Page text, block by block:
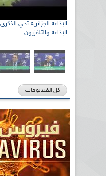
الإذاعة والتلفزيون
كل الفيديوهات